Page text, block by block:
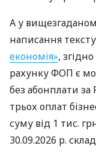
А у
написання
економія»,
рахунку ФОП є
без абонплати за
трьох оплат
суму від 1 тис.
30.09.2026 р.